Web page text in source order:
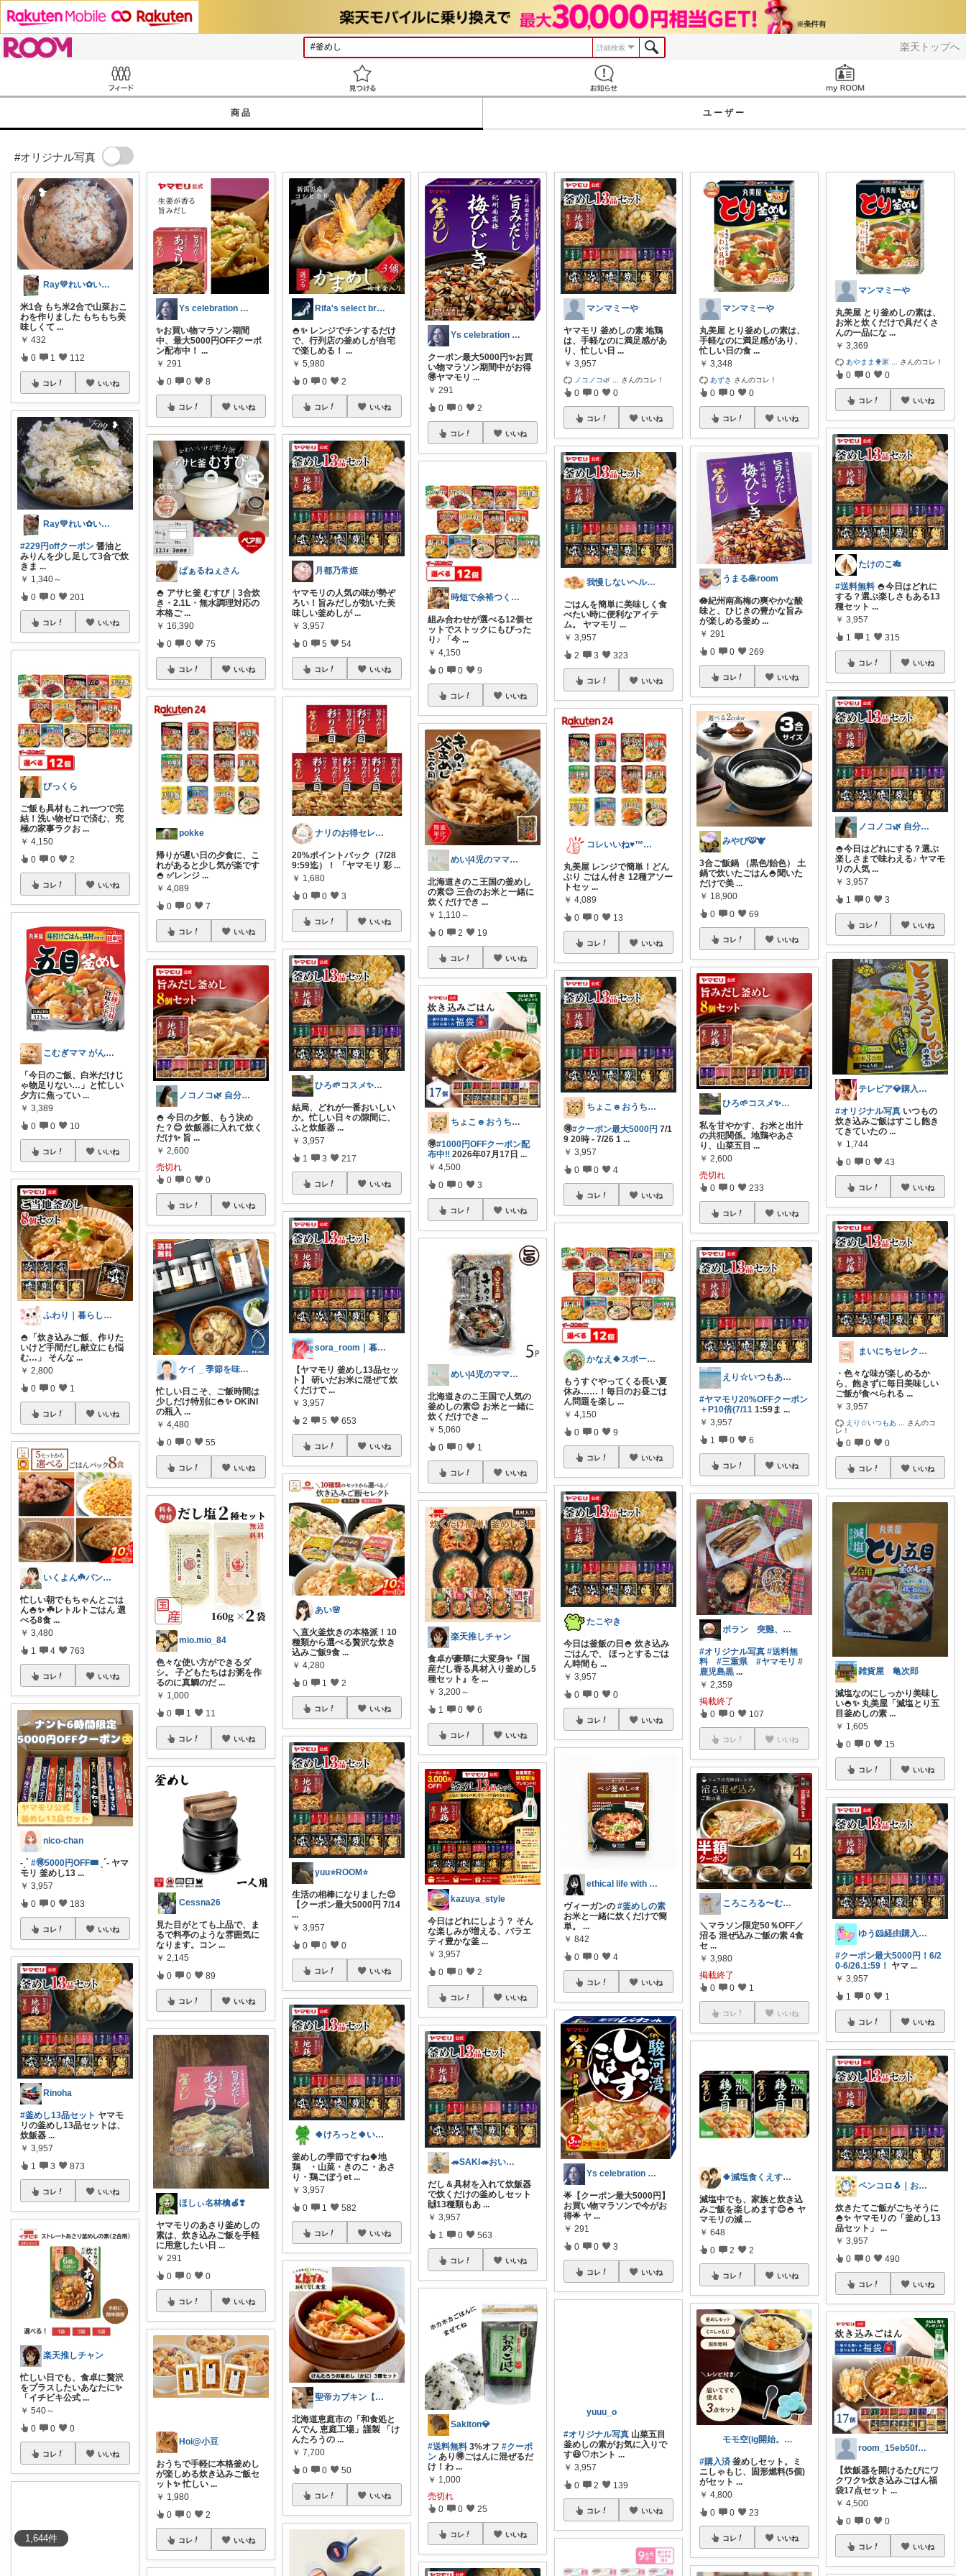
楽天トップへ
詳細検索
商品 ユーザー
#オリジナル写真
1,644件
Ray💛れい︎✿いつもありがとう❁¨̮
米1合 もち米2合で山菜おこ
わを作りました もちもち美
味しくて ...
￥ 432
0 1 112
コレ いいね
Ray💛れい︎✿いつもありがとう❁¨̮
#229円offクーポン 醤油と
みりんを少し足して3合で炊
きま ...
￥ 1,340～
0 0 201
コレ いいね
びっくら
ご飯も具材もこれ一つで完
結！洗い物ゼロで済む、究
極の家事ラクお ...
￥ 4,150
0 0 2
コレ いいね
こむぎママ がんばりすぎるママを救う
「今日のご飯、白米だけじ
ゃ物足りない…」と忙しい
夕方に焦ってい ...
￥ 3,389
0 0 10
コレ いいね
ふわり｜暮らしの負担をかるくする日用品
🍚「炊き込みご飯、作りた
いけど手間だし献立にも悩
む…」 そんな ...
￥ 2,800
0 0 1
コレ いいね
いくよん☘️パンのある暮らし✨
忙しい朝でもちゃんとごは
ん🍚✨ ☘️レトルトごはん 選
べる8食 ...
￥ 3,480
1 4 763
コレ いいね
nico-chan
-ˏ` #🉐5000円OFF🎟️ ˎ´- ヤマ
モリ 釜めし13 ...
￥ 3,957
0 0 183
コレ いいね
Rinoha
#釜めし13品セット ヤマモ
リの釜めし13品セットは、
炊飯器 ...
￥ 3,957
1 3 873
コレ いいね
楽天推しチャン
忙しい日でも、食卓に贅沢
をプラスしたいあなたに✨
「イチビキ公式 ...
￥ 540～
0 0 0
コレ いいね
Ys celebration day
✨お買い物マラソン期間
中、最大5000円OFFクーポ
ン配布中！ ...
￥ 291
0 0 8
コレ いいね
ぱぁるねぇさん
🍚 アサヒ釜 むすび｜3合炊
き・2.1L・無水調理対応の
本格ご ...
￥ 16,390
0 0 75
コレ いいね
pokke
帰りが遅い日の夕食に、こ
れがあると少し気が楽です
🍚 ✅レンジ ...
￥ 4,089
0 0 7
コレ いいね
ノコノコ🌿 自分のQOL向上リスト
🍚 今日の夕飯、もう決め
た？😊 炊飯器に入れて炊く
だけ✨ 旨 ...
￥ 2,600
売切れ
0 0 0
コレ いいね
ケイ _ 季節を味わう静かな暮らし
忙しい日こそ、ご飯時間は
少しだけ特別に🍚✨ OKiNI
の瓶入 ...
￥ 4,480
0 0 55
コレ いいね
mio.mio_84
色々な使い方ができるダ
シ。 子どもたちはお粥を作
るのに真鯛のだ ...
￥ 1,000
0 1 11
コレ いいね
Cessna26
見た目がとても上品で、ま
るで料亭のような雰囲気に
なります。コン ...
￥ 2,145
0 0 89
コレ いいね
ほしぃ名林檎🍏❣️
ヤマモリのあさり釜めしの
素は、炊き込みご飯を手軽
に用意したい日 ...
￥ 291
0 0 0
コレ いいね
Hoi@小豆
おうちで手軽に本格釜めし
が楽しめる炊き込みご飯セ
ット✨ 忙しい ...
￥ 1,980
0 0 2
コレ いいね
Rifa's select branch
🍚✨ レンジでチンするだけ
で、行列店の釜めしが自宅
で楽しめる！ ...
￥ 5,980
0 0 2
コレ いいね
月都乃常姫
ヤマモリの人気の味が勢ぞ
ろい！旨みだしが効いた美
味しい釜めしが ...
￥ 3,957
0 5 54
コレ いいね
ナリのお得セレクト
20%ポイントバック（7/28
9:59迄）！ 「ヤマモリ 彩 ...
￥ 1,680
0 0 3
コレ いいね
ひろ🌱‬コスメ✨わんこ🐕🐾
結局、どれが一番おいしい
か。 ​忙しい日々の隙間に、
ふと炊飯器 ...
￥ 3,957
1 3 217
コレ いいね
sora_room｜暮らしを少しラクに
【ヤマモリ 釜めし13品セッ
ト】 研いだお米に混ぜて炊
くだけで ...
￥ 3,957
2 5 653
コレ いいね
あい🌸
＼直火釜炊きの本格派！10
種類から選べる贅沢な炊き
込みご飯9食 ...
￥ 4,280
0 1 2
コレ いいね
yuu⭐️ROOM⭐️
生活の相棒になりました😌
【クーポン最大5000円 7/14
...
￥ 3,957
0 0 0
コレ いいね
🍀けろっと🍀いいもの紹介したい♥️
釜めしの季節ですね🍀地
鶏 ・山菜・きのこ・あさ
り・鶏ごぼうet ...
￥ 3,957
0 1 582
コレ いいね
聖帝カブキン【北海道を推す者】
北海道恵庭市の「和食処と
んでん 恵庭工場」謹製 「け
んたろうの ...
￥ 7,700
0 0 50
コレ いいね
Ys celebration day
クーポン最大5000円✨お買
い物マラソン期間中がお得
🉐ヤマモリ ...
￥ 291
0 0 2
コレ いいね
時短で余裕つくる主婦🍀キッチン
組み合わせが選べる12個セ
ットでストックにもぴった
り♪ 「今 ...
￥ 4,150
0 0 9
コレ いいね
めい|4児のママおすすめ
北海道きのこ王国の釜めし
の素😊 三合のお米と一緒に
炊くだけでき ...
￥ 1,110～
0 2 19
コレ いいね
ちょこ☻おうち時間充実🏠アイテム
🉐#1000円OFFクーポン配
布中‼️ 2026年07月17日 ...
￥ 4,500
0 0 3
コレ いいね
めい|4児のママおすすめ
北海道きのこ王国で人気の
釜めしの素😊 お米と一緒に
炊くだけでき ...
￥ 5,060
0 0 1
コレ いいね
楽天推しチャン
食卓が豪華に大変身✨『国
産だし香る具材入り釜めし5
種セット』を ...
￥ 3,200～
1 0 6
コレ いいね
kazuya_style
今日はどれにしよう？ そん
な楽しみが増える、バラエ
ティ豊かな釜 ...
￥ 3,957
0 0 2
コレ いいね
🦔SAKI🦔おいしいもの紹介
だし＆具材を入れて炊飯器
で炊くだけの釜めしセット
🙌13種類もあ ...
￥ 3,957
1 0 563
コレ いいね
Sakiton💎
#送料無料 3%オフ#クーポ
ン あり🉐ごはんに混ぜるだ
け！わ ...
￥ 1,000
売切れ
0 0 25
コレ いいね
マンマミーや
ヤマモリ 釜めしの素 地鶏
は、手軽なのに満足感があ
り、忙しい日 ...
￥ 3,957
ノコノコ🌿 さんのコレ！
0 0 0
コレ いいね
我慢しないヘルシー生活｜時短×健康ごはん
ごはんを簡単に美味しく食
べたい時に便利なアイテ
ム。 ヤマモリ...
￥ 3,957
2 3 323
コレ いいね
コレいいね♥️™▶コレクションも見てね！
丸美屋 レンジで簡単！どん
ぶり ごはん付き 12種アソー
トセッ ...
￥ 4,089
0 0 13
コレ いいね
ちょこ☻おうち時間充実🏠アイテム
🉐#クーポン最大5000円 7/1
9 20時 - 7/26 1 ...
￥ 3,957
0 0 4
コレ いいね
かなえ🍀スポーツ小学生兄妹
​もうすぐやってくる長い夏
休み……！毎日のお昼ごは
ん問題を楽し ...
￥ 4,150
0 0 9
コレ いいね
たこやき
今日は釜飯の日🍚 炊き込み
ごはんで、 ほっとするごは
ん時間も ...
￥ 3,957
0 0 0
コレ いいね
ethical life with me
ヴィーガンの#釜めしの素
お米と一緒に炊くだけで簡
単。...
￥ 842
0 0 4
コレ いいね
Ys celebration day
🌟【クーポン最大5000円】
お買い物マラソンで今がお
得🌟 ヤ ...
￥ 291
0 0 3
コレ いいね
yuuu_o
#オリジナル写真
釜めしの素がお気に入りで
す😆♡ホント
￥ 3,957
0 2
マンマミーや
丸美屋 とり釜めしの素は、
手軽なのに満足感があり、
忙しい日の食 ...
￥ 3,348
あずき さんのコレ！
0 0 0
コレ いいね
うまる🥞room
🪷紀州南高梅の爽やかな酸
味と、ひじきの豊かな旨み
が楽しめる釜め ...
￥ 291
0 0 269
コレ いいね
みやび🐯🐮
3合ご飯鍋 （黒色/飴色） 土
鍋で炊いたごはん🍚聞いた
だけで美 ...
￥ 18,900
0 0 69
コレ いいね
ひろ🌱‬コスメ✨わんこ🐕🐾
私を甘やかす、お米と出汁
の共犯関係。 ​地鶏やあさ
り、山菜五目 ...
￥ 2,600
売切れ
0 0 233
コレ いいね
えり☆いつもありがとうございます
#ヤマモリ20%OFFクーポン
＋P10倍(7/11 1:59ま ...
￥ 3,957
1 0 6
コレ いいね
ポラン 突難、メニエール病で療養中
#オリジナル写真 #送料無
料
#三重県 #ヤマモリ #
鹿児島黒 ...
￥ 2,359
掲載終了
0 0 107
コレ いいね
ころころる〜む✨経由購入感謝です✨
＼マラソン限定50％OFF／
沼る 混ぜ込みご飯の素 4食
セ ...
￥ 3,980
掲載終了
0 0 1
コレ いいね
🍀減塩食くえすと｜美香😊＆マナブ🧸
減塩中でも、家族と炊き込
みご飯を楽しめます😊🍚 ヤ
マモリの減 ...
￥ 648
0 2 2
コレ いいね
モモ空(ig開始。買い物三昧。感謝です)
#購入済 釜めしセット。ミ
ニしゃもじ、固形燃料(5個)
がセット ...
￥ 4,800
0 0 23
コレ いいね
マンマミーや
丸美屋 とり釜めしの素は、
お米と炊くだけで具だくさ
んの一品にな ...
￥ 3,369
あやまま🐥家 さんのコレ！
0 0 0
コレ いいね
たけのこ🎋
#送料無料 🍚今日はどれに
する？選ぶ楽しさもある13
種セット ...
￥ 3,957
1 1 315
コレ いいね
ノコノコ🌿 自分のQOL向上リスト
🍚今日はどれにする？選ぶ
楽しさまで味わえる♪ ヤマモ
リの人気 ...
￥ 3,957
1 0 3
コレ いいね
テレビア💎購入ありがとう😉ﾌﾟﾛﾌ見
#オリジナル写真 いつもの
炊き込みご飯はすこし飽き
てきていたの ...
￥ 1,744
0 0 43
コレ いいね
まいにちセレクトdays
・色々な味が楽しめるか
ら、飽きずに毎日美味しい
ご飯が食べられる ...
￥ 3,957
えり☆いつもあ
さんのコ
レ！
0 0 0
コレ いいね
雑貨屋 亀次郎
減塩なのにしっかり美味し
い🍚✨ 丸美屋「減塩とり五
目釜めしの素 ...
￥ 1,605
0 0 15
コレ いいね
ゆう🐹経由購入感謝🙇‍♀️
#クーポン最大5000円！6/2
0-6/26.1:59！ ヤマ ...
￥ 3,957
1 0 1
コレ いいね
ペンコロ🐧｜お菓子・グルメ・ふるさと
炊きたてご飯がごちそうに
🍚✨ ヤマモリの「釜めし13
品セット」
...
￥ 3,957
0 0 490
コレ いいね
room_15eb50f250
【炊飯器を開けるたびにワ
クワク✨炊き込みごはん福
袋17点セット ...
￥ 4,500
0 0 0
コレ いいね